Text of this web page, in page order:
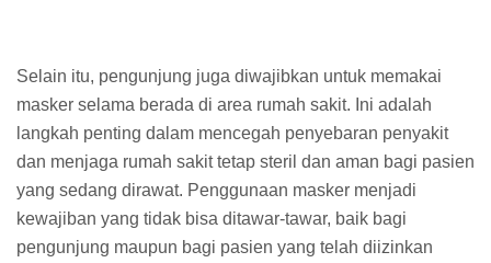
Selain itu, pengunjung juga diwajibkan untuk memakai
masker selama berada di area rumah sakit. Ini adalah
langkah penting dalam mencegah penyebaran penyakit
dan menjaga rumah sakit tetap steril dan aman bagi pasien
yang sedang dirawat. Penggunaan masker menjadi
kewajiban yang tidak bisa ditawar-tawar, baik bagi
pengunjung maupun bagi pasien yang telah diizinkan